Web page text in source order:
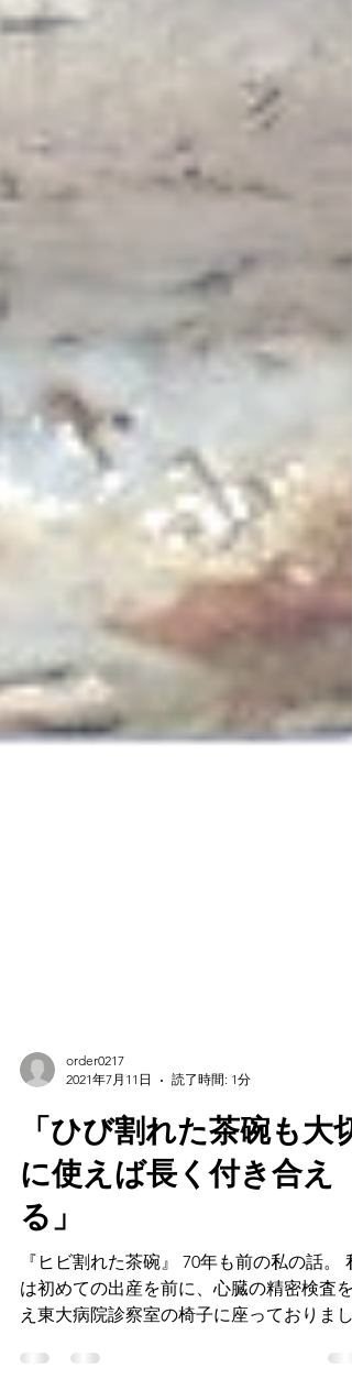
order0217
2021年7月11日
読了時間: 1分
「ひび割れた茶碗も大切
に使えば長く付き合え
る」
『ヒビ割れた茶碗』 70年も前の私の話。 私